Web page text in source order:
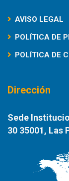
AVISO LEGAL
POLÍTICA DE
POLÍTICA DE
Dirección
Sede
30 35001, Las